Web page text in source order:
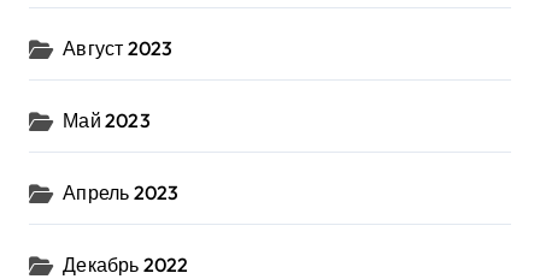
Август 2023
Май 2023
Апрель 2023
Декабрь 2022